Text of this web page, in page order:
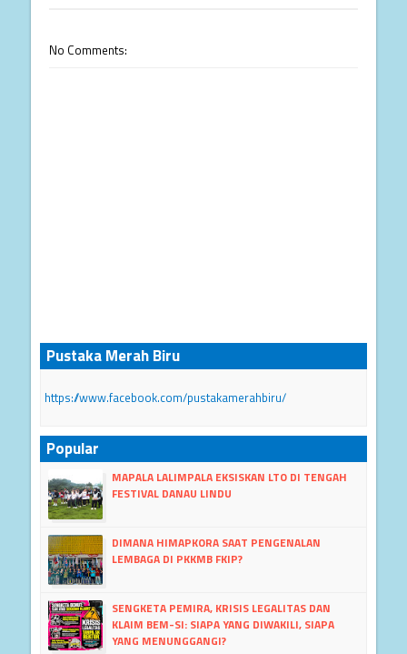
No Comments:
Pustaka Merah Biru
https://www.facebook.com/pustakamerahbiru/
Popular
MAPALA LALIMPALA EKSISKAN LTO DI TENGAH
FESTIVAL DANAU LINDU
DIMANA HIMAPKORA SAAT PENGENALAN
LEMBAGA DI PKKMB FKIP?
SENGKETA PEMIRA, KRISIS LEGALITAS DAN
KLAIM BEM-SI: SIAPA YANG DIWAKILI, SIAPA
YANG MENUNGGANGI?